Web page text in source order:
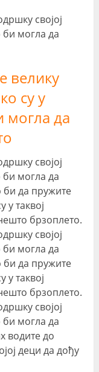
својој
би могла да
велику
су у
могла да
својој
би могла да
би да пружите
у таквој
брзоплето.
својој
би могла да
би да пружите
у таквој
брзоплето.
својој
би могла да
водите до
деци да дођу